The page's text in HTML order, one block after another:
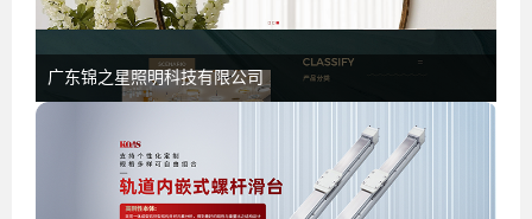
广东锦之星照明科技有限公司